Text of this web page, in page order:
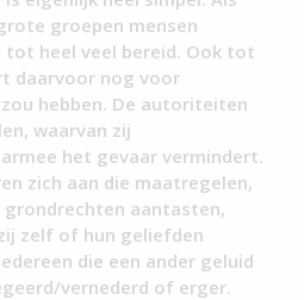
groepen mensen
tot heel veel bereid. Ook tot
daarvoor nog voor
hebben. De autoriteiten
waarvan zij
het gevaar vermindert.
zich aan die maatregelen,
grondrechten aantasten,
zelf of hun geliefden
die een ander geluid
vernederd of erger.